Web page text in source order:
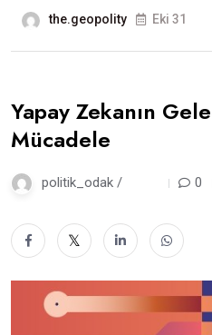
the.geopolity Eki 31
Yapay Zekanın
Mücadele
politik_odak / 0